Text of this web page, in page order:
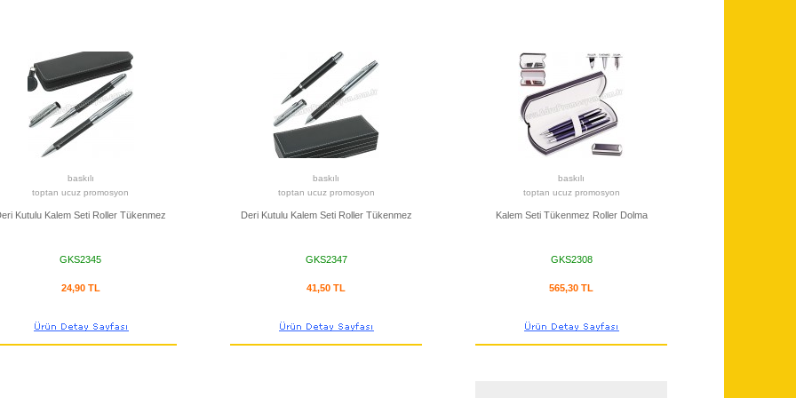
baskılı
toptan ucuz promosyon
Kutulu Kalem Seti Roller Tükenmez
GKS2345
24,90 TL
baskılı
toptan ucuz promosyon
Deri Kutulu Kalem Seti Roller Tükenmez
GKS2347
41,50 TL
baskılı
toptan ucuz promosyon
Kalem Seti Tükenmez Roller Dolma
GKS2308
565,30 TL